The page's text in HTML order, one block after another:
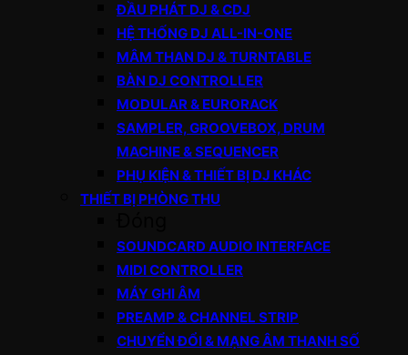
ĐẦU PHÁT DJ & CDJ
HỆ THỐNG DJ ALL-IN-ONE
MÂM THAN DJ & TURNTABLE
BÀN DJ CONTROLLER
MODULAR & EURORACK
SAMPLER, GROOVEBOX, DRUM
MACHINE & SEQUENCER
PHỤ KIỆN & THIẾT BỊ DJ KHÁC
THIẾT BỊ PHÒNG THU
SOUNDCARD AUDIO INTERFACE
MIDI CONTROLLER
MÁY GHI ÂM
PREAMP & CHANNEL STRIP
CHUYỂN ĐỔI & MẠNG ÂM THANH SỐ